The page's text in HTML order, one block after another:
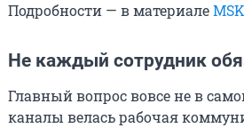
Подробности — в материале
Не каждый сотрудник
Главный вопрос вовсе не в
каналы велась рабочая